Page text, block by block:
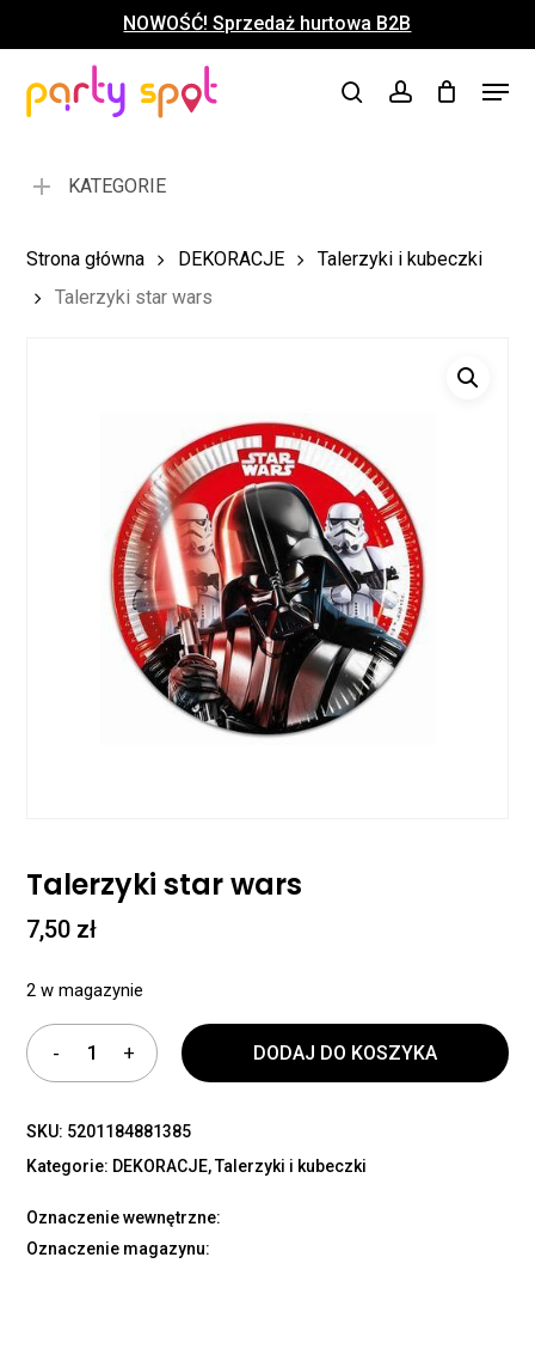
to
content
NOWOŚĆ! Sprzedaż hurtowa B2B
searchaccount
Menu
Koszyk Close
KATEGORIE
Strona główna DEKORACJE
Talerzyki i kubeczki
Talerzyki star wars
Talerzyki star wars
7,50 zł
2 w magazynie
DODAJ DO KOSZYKA
SKU: 5201184881385
Kategorie: DEKORACJE,Talerzyki i kubeczki
Oznaczenie wewnętrzne:
Oznaczenie magazynu:
Menu